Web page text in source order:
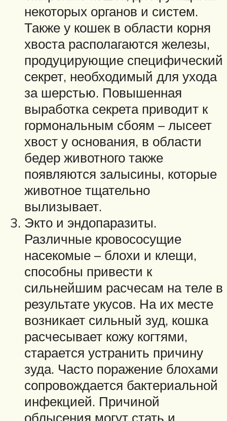
некоторых органов и систем.
Также у кошек в области корня
хвоста располагаются железы,
продуцирующие специфический
секрет, необходимый для ухода
за шерстью. Повышенная
выработка секрета приводит к
гормональным сбоям – лысеет
хвост у основания, в области
бедер животного также
появляются залысины, которые
животное тщательно
вылизывает.
Экто и эндопаразиты.
Различные кровососущие
насекомые – блохи и клещи,
способны привести к
сильнейшим расчесам на теле в
результате укусов. На их месте
возникает сильный зуд, кошка
расчесывает кожу когтями,
старается устранить причину
зуда. Часто поражение блохами
сопровождается бактериальной
инфекцией. Причиной
облысения могут стать и